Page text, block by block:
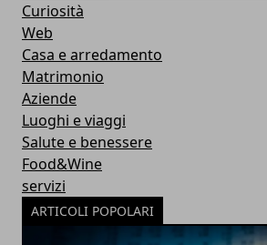
Curiosità
Web
Casa e arredamento
Matrimonio
Aziende
Luoghi e viaggi
Salute e benessere
Food&Wine
servizi
ARTICOLI POPOLARI